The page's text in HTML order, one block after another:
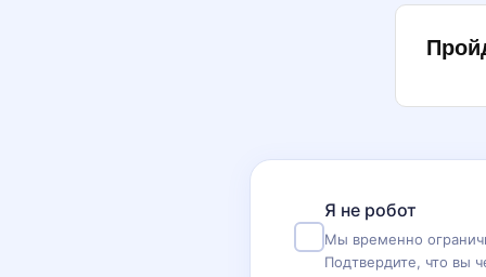
Я не робот
Мы временно
Подтвердите, что вы